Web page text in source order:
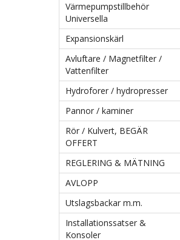
Värmepumpstillbehör
Universella
Expansionskärl
Avluftare / Magnetfilter /
Vattenfilter
Hydroforer / hydropresser
Pannor / kaminer
Rör / Kulvert, BEGÄR
OFFERT
REGLERING & MÄTNING
AVLOPP
Utslagsbackar m.m.
Installationssatser &
Konsoler